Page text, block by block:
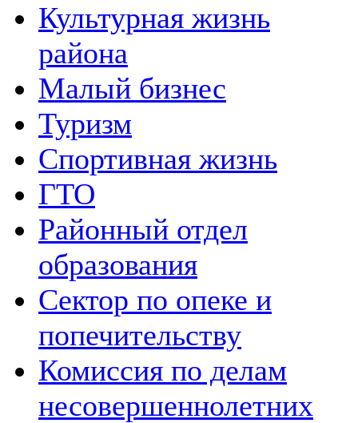
Культурная жизнь
района
Малый бизнес
Туризм
Спортивная жизнь
ГТО
Районный отдел
образования
Сектор по опеке и
попечительству
Комиссия по делам
несовершеннолетних